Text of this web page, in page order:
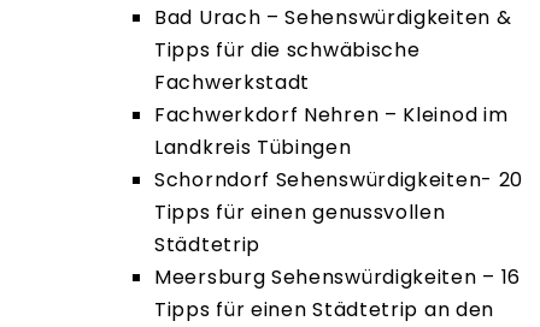
Bad Urach – Sehenswürdigkeiten &
Tipps für die schwäbische
Fachwerkstadt
Fachwerkdorf Nehren – Kleinod im
Landkreis Tübingen
Schorndorf Sehenswürdigkeiten- 20
Tipps für einen genussvollen
Städtetrip
Meersburg Sehenswürdigkeiten – 16
Tipps für einen Städtetrip an den